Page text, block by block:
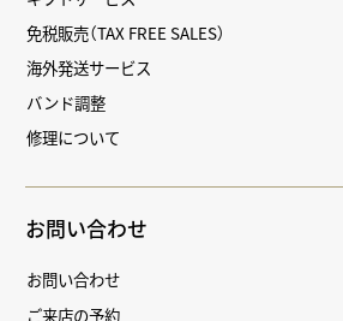
免税販売（TAX FREE SALES）
海外発送サービス
バンド調整
修理について
お問い合わせ
お問い合わせ
ご来店の予約